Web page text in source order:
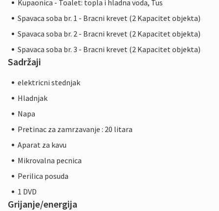
Kupaonica - Toalet: topla i hladna voda, Tus
Spavaca soba br. 1 - Bracni krevet (2 Kapacitet objekta)
Spavaca soba br. 2 - Bracni krevet (2 Kapacitet objekta)
Spavaca soba br. 3 - Bracni krevet (2 Kapacitet objekta)
Sadržaji
elektricni stednjak
Hladnjak
Napa
Pretinac za zamrzavanje : 20 litara
Aparat za kavu
Mikrovalna pecnica
Perilica posuda
1 DVD
Grijanje/energija